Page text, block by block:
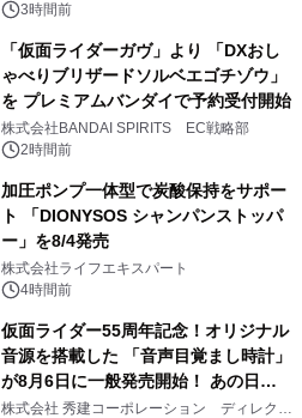
ジ新登場
3時間前
「仮面ライダーガヴ」より 「DXおし
ゃべりブリザードソルベエゴチゾウ」
を プレミアムバンダイで予約受付開始
株式会社BANDAI SPIRITS EC戦略部
2時間前
加圧ポンプ一体型で炭酸保持をサポー
ト 「DIONYSOS シャンパンストッパ
ー」を8/4発売
株式会社ライフエキスパート
4時間前
仮面ライダー55周年記念！オリジナル
音源を搭載した 「音声目覚まし時計」
が8月6日に一般発売開始！ あの日の
大興奮が今甦る
株式会社 秀建コーポレーション ディレクト